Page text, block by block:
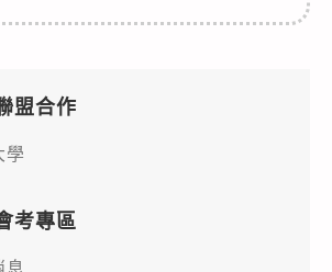
盟合作
學
考專區
息